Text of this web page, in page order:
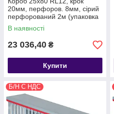
20мм, перфоров. 8мм, сірий
перфорований 2м (упаковка
48м) DKC
В наявності
23 036,40 ₴
Купити
Б/Н С НДС